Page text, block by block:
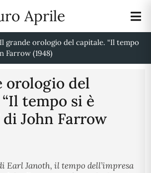
Aprile
Il grande orologio del capitale. “Il tempo
Farrow (1948)
orologio del
tempo si è
John Farrow
Earl Janoth, il tempo dell’impresa